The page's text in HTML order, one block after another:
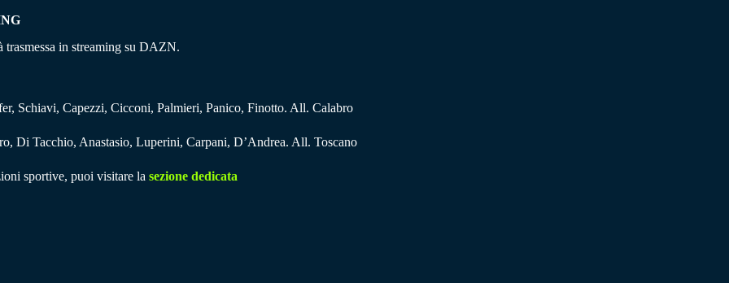
in streaming su DAZN.
Schiavi, Capezzi, Cicconi, Palmieri, Panico, Finotto. All. Calabro
Di Tacchio, Anastasio, Luperini, Carpani, D’Andrea. All. Toscano
sportive, puoi visitare la sezione dedicata